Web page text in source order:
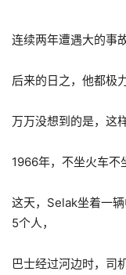
连续两年遭遇大的事
后来的日之，他都极
万万没想到的是，这
1966年，不坐火车不
这天，Selak坐着一
5个人，
巴士经过河边时，司